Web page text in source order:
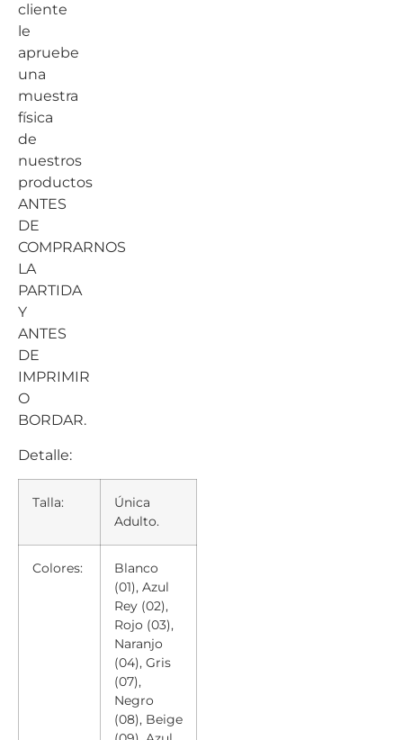
cliente
le
apruebe
una
muestra
física
de
nuestros
productos
ANTES
DE
COMPRARNOS
LA
PARTIDA
Y
ANTES
DE
IMPRIMIR
O
BORDAR.
Detalle:
Talla:
Única
Adulto.
Colores:
Blanco
(01), Azul
Rey (02),
Rojo (03),
Naranjo
(04), Gris
(07),
Negro
(08), Beige